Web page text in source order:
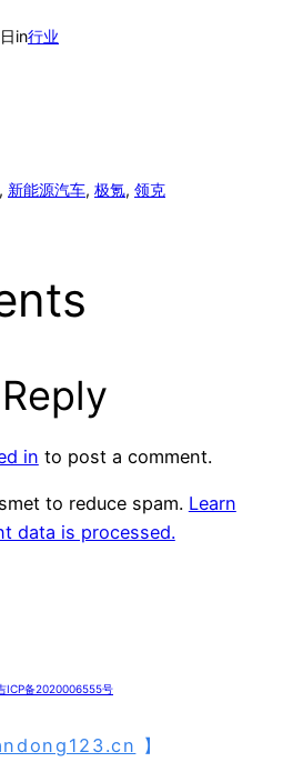
in行业
, 新能源汽车, 极氪, 领克
in to post a comment.
to reduce spam. Learn
data is processed.
ICP备2020006555号
】